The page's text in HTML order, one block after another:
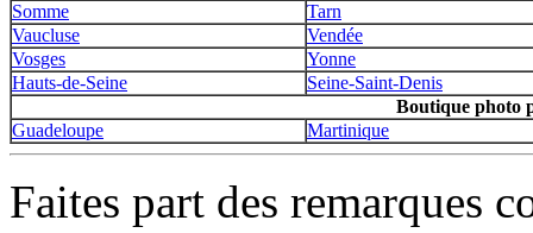
Somme
Tarn
Vaucluse
Vendée
Vosges
Yonne
Hauts-de-Seine
Seine-Saint-Denis
Boutique photo
Guadeloupe
Martinique
Faites part des remarques